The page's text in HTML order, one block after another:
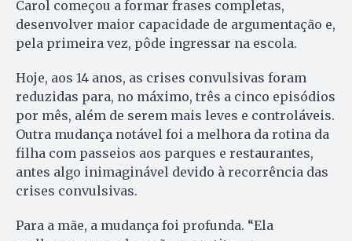
Carol começou a formar frases completas,
desenvolver maior capacidade de argumentação e,
pela primeira vez, pôde ingressar na escola.
Hoje, aos 14 anos, as crises convulsivas foram
reduzidas para, no máximo, três a cinco episódios
por mês, além de serem mais leves e controláveis.
Outra mudança notável foi a melhora da rotina da
filha com passeios aos parques e restaurantes,
antes algo inimaginável devido à recorrência das
crises convulsivas.
Para a mãe, a mudança foi profunda. “Ela